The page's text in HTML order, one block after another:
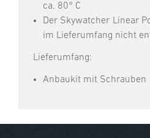
ca. 80° C
Der Skywatcher Linear
im Lieferumfang nicht
Lieferumfang:
Anbaukit mit Schrauben